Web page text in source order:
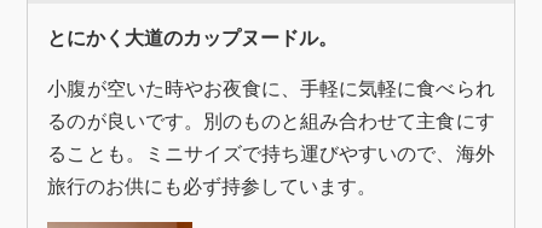
とにかく大道のカップヌードル。
小腹が空いた時やお夜食に、手軽に気軽に食べられ
るのが良いです。別のものと組み合わせて主食にす
ることも。ミニサイズで持ち運びやすいので、海外
旅行のお供にも必ず持参しています。